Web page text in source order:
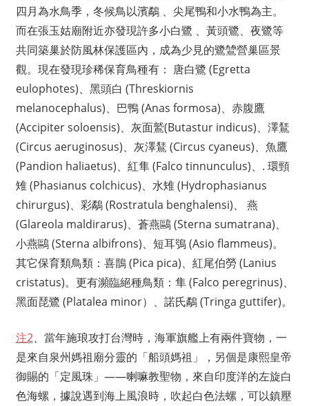
四月為水鳥季，冬候鳥以濱鷸 、尖尾鴨和小水鴨為主。
而在張玉姑廟附近亦發現許多小白鷺 、黃頭鷺、夜鷺等
共同築巢於防風林保護區內，成為少見的鷺鷥營巢區景
觀。現在發現珍稀保育鳥種有： 唐白鷺 (Egretta
eulophotes)、黑頭白 (Threskiornis
melanocephalus)、巴鴨 (Anas formosa)、赤腹鷹
(Accipiter soloensis)、灰面鷲(Butastur indicus)、澤鵟
(Circus aeruginosus)、灰澤鵟 (Circus cyaneus)、魚鷹
(Pandion haliaetus)、紅隼 (Falco tinnunculus)、. 環頸
雉 (Phasianus colchicus)、水雉 (Hydrophasianus
chirurgus)、彩鷸 (Rostratula benghalensi)、 燕
(Glareola maldirarus)、蒼燕鷗 (Sterna sumatrana)、
小燕鷗 (Sterna albifrons)、短耳鴞 (Asio flammeus)。
其它保育類鳥類：喜鵲 (Pica pica)、紅尾伯勞 (Lanius
cristatus)。更有瀕臨絕種鳥類：隼 (Falco peregrinus)、
黑面琵鷺 (Platalea minor）、諾氏鷸 (Tringa guttifer)。
注2、當年施琅攻打台灣時，海軍旗艦上有兩件寶物，一
是來自泉州媽祖廟分靈的「船頭媽祖」，另個是康熙皇帝
御賜的「定風珠」——喇嘛教聖物，來自印度洋的左旋白
色海螺，據說遇到海上風浪時，吹起白色法螺，可以鎮壓